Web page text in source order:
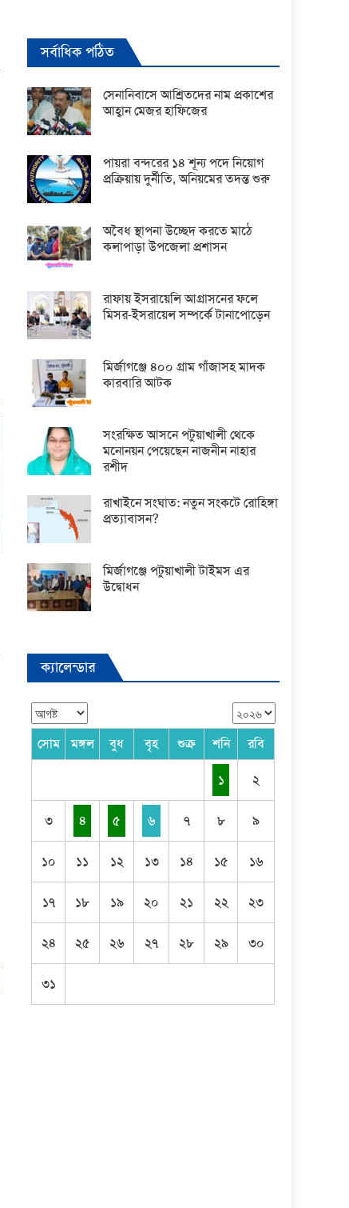
সর্বাধিক পঠিত
সেনানিবাসে আশ্রিতদের নাম প্রকাশের
আহ্বান মেজর হাফিজের
পায়রা বন্দরের ১৪ শূন্য পদে নিয়োগ
প্রক্রিয়ায় দুর্নীতি, অনিয়মের তদন্ত শুরু
অবৈধ স্থাপনা উচ্ছেদ করতে মাঠে
কলাপাড়া উপজেলা প্রশাসন
রাফায় ইসরায়েলি আগ্রাসনের ফলে
মিসর-ইসরায়েল সম্পর্কে টানাপোড়েন
মির্জাগঞ্জে ৪০০ গ্রাম গাঁজাসহ মাদক
কারবারি আটক
সংরক্ষিত আসনে পটুয়াখালী থেকে
মনোনয়ন পেয়েছেন নাজনীন নাহার
রশীদ
রাখাইনে সংঘাত: নতুন সংকটে রোহিঙ্গা
প্রত্যাবাসন?
মির্জাগঞ্জে পটুয়াখালী টাইমস এর
উদ্বোধন
ক্যালেন্ডার
সোম মঙ্গল বুধ বৃহ শুক্র শনি রবি
১ ২
৩ ৪ ৫ ৬ ৭ ৮ ৯
১০ ১১ ১২ ১৩ ১৪ ১৫ ১৬
১৭ ১৮ ১৯ ২০ ২১ ২২ ২৩
২৪ ২৫ ২৬ ২৭ ২৮ ২৯ ৩০
৩১